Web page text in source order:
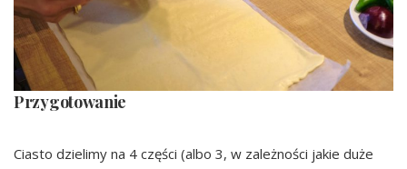
Przygotowanie
Ciasto dzielimy na 4 części (albo 3, w zależności jakie duże